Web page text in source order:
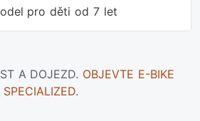
pro děti od 7 let
A DOJEZD. OBJEVTE E-BIKE
SPECIALIZED.